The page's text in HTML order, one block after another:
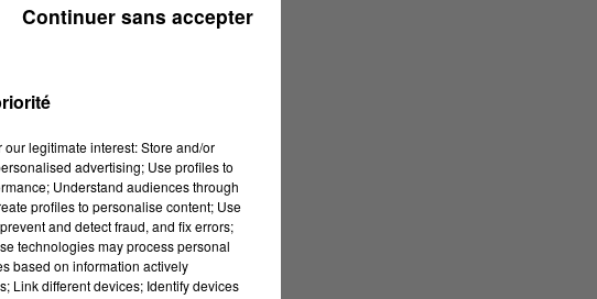
legitimate interest: Store and/or
advertising; Use profiles to
Understand audiences through
profiles to personalise content; Use
and detect fraud, and fix errors;
technologies may process personal
based on information actively
Link different devices; Identify devices
Continuer sans accepter